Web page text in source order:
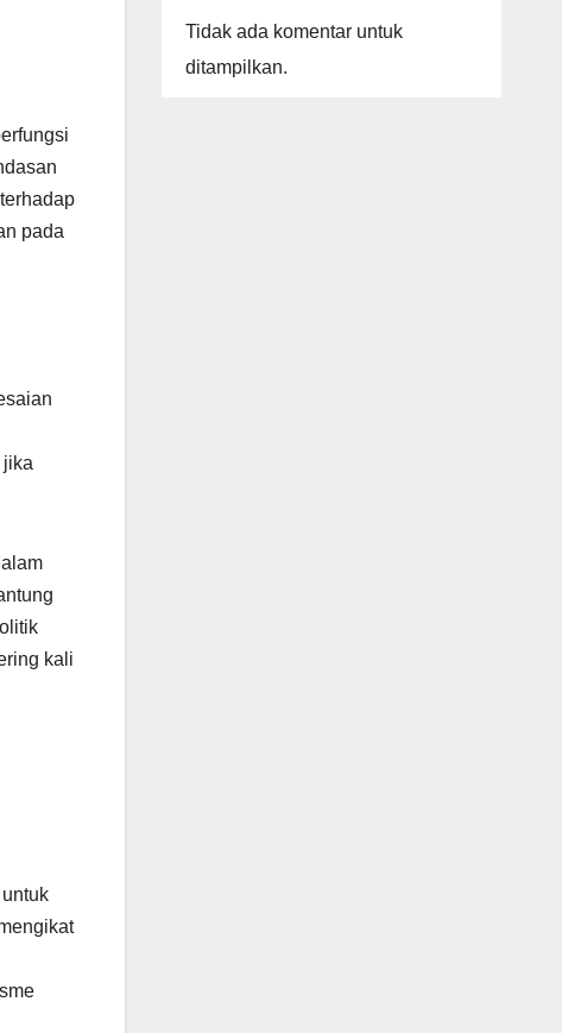
pada
jika
kali
Tidak ada komentar untuk
ditampilkan.